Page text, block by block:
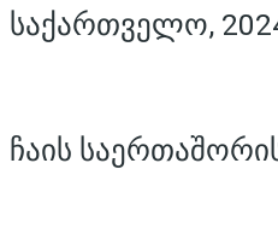
საქართველო,
ჩაის